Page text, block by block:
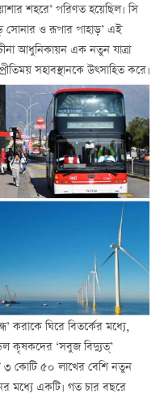
শহরে’ পরিণত হয়েছিল। সি
সোনার ও রূপার পাহাড়’ এই
আধুনিকায়ন এক নতুন যাত্রা
সহাবস্থানকে উত্সাহিত করে।
করাকে ঘিরে বিতর্কের মধ্যে,
কৃষকদের ‘সবুজ বিদ্যুত্’
কোটি ৫০ লাখের বেশি নতুন
মধ্যে একটি। গত চার বছরে